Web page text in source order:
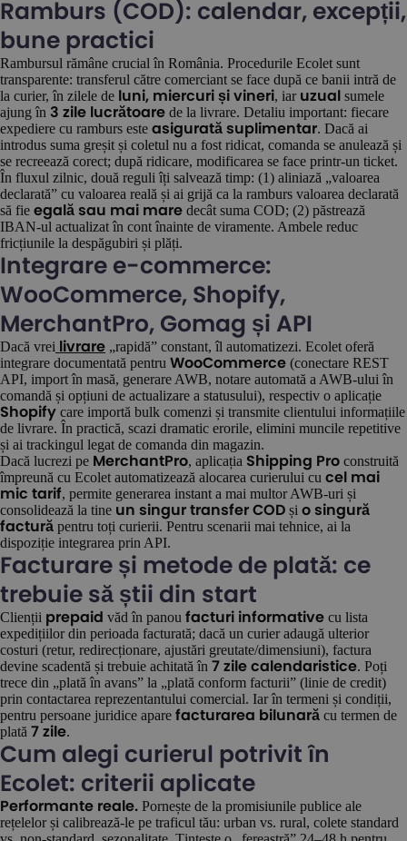
Ramburs (COD): calendar, excepții,
bune practici
Rambursul rămâne crucial în România. Procedurile Ecolet sunt
transparente: transferul către comerciant se face după ce banii intră de
la curier, în zilele de luni, miercuri și vineri, iar uzual sumele
ajung în 3 zile lucrătoare de la livrare. Detaliu important: fiecare
expediere cu ramburs este asigurată suplimentar. Dacă ai
introdus suma greșit și coletul nu a fost ridicat, comanda se anulează și
se recreează corect; după ridicare, modificarea se face printr-un ticket.
În fluxul zilnic, două reguli îți salvează timp: (1) aliniază „valoarea
declarată” cu valoarea reală și ai grijă ca la ramburs valoarea declarată
să fie egală sau mai mare decât suma COD; (2) păstrează
IBAN-ul actualizat în cont înainte de viramente. Ambele reduc
fricțiunile la despăgubiri și plăți.
Integrare e-commerce:
WooCommerce, Shopify,
MerchantPro, Gomag și API
Dacă vrei livrare „rapidă” constant, îl automatizezi. Ecolet oferă
integrare documentată pentru WooCommerce (conectare REST
API, import în masă, generare AWB, notare automată a AWB-ului în
comandă și opțiuni de actualizare a statusului), respectiv o aplicație
Shopify care importă bulk comenzi și transmite clientului informațiile
de livrare. În practică, scazi dramatic erorile, elimini muncile repetitive
și ai trackingul legat de comanda din magazin.
Dacă lucrezi pe MerchantPro, aplicația Shipping Pro construită
împreună cu Ecolet automatizează alocarea curierului cu cel mai
mic tarif, permite generarea instant a mai multor AWB-uri și
consolidează la tine un singur transfer COD și o singură
factură pentru toți curierii. Pentru scenarii mai tehnice, ai la
dispoziție integrarea prin API.
Facturare și metode de plată: ce
trebuie să știi din start
Clienții prepaid văd în panou facturi informative cu lista
expedițiilor din perioada facturată; dacă un curier adaugă ulterior
costuri (retur, redirecționare, ajustări greutate/dimensiuni), factura
devine scadentă și trebuie achitată în 7 zile calendaristice. Poți
trece din „plată în avans” la „plată conform facturii” (linie de credit)
prin contactarea reprezentantului comercial. Iar în termeni și condiții,
pentru persoane juridice apare facturarea bilunară cu termen de
plată 7 zile.
Cum alegi curierul potrivit în
Ecolet: criterii aplicate
Performante reale. Pornește de la promisiunile publice ale
rețelelor și calibrează-le pe traficul tău: urban vs. rural, colete standard